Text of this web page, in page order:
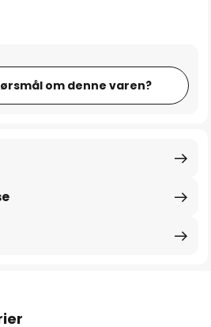
om denne varen?